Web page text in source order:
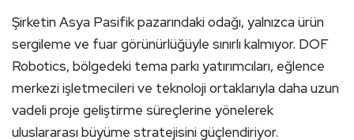
Şirketin Asya Pasifik pazarındaki odağı, yalnızca ürün
sergileme ve fuar görünürlüğüyle sınırlı kalmıyor. DOF
Robotics, bölgedeki tema parkı yatırımcıları, eğlence
merkezi işletmecileri ve teknoloji ortaklarıyla daha uzun
vadeli proje geliştirme süreçlerine yönelerek
uluslararası büyüme stratejisini güçlendiriyor.